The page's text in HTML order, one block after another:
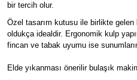
bir tercih olur.
Özel tasarım kutusu ile birlikte
oldukça idealdir. Ergonomik kulp
fincan ve tabak uyumu ise
Elde yıkanması önerilir bulaşık